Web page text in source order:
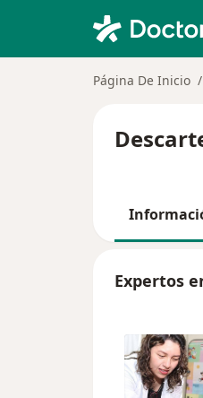
Página De Inicio
Expertos